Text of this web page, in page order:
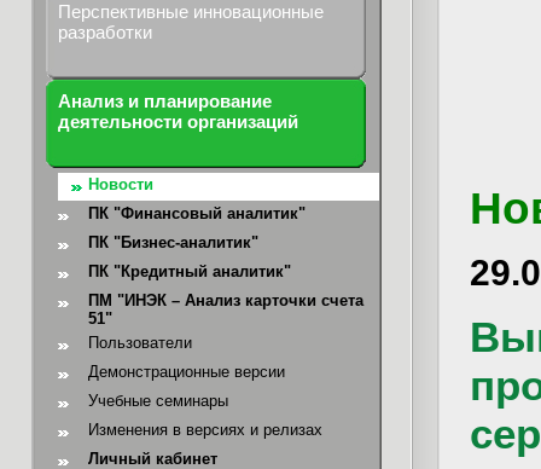
Перспективные инновационные
разработки
Анализ и планирование
деятельности организаций
Новости
ПК "Финансовый аналитик"
ПК "Бизнес-аналитик"
ПК "Кредитный аналитик"
ПМ "ИНЭК – Анализ карточки счета
51"
Пользователи
Демонстрационные версии
Учебные семинары
Изменения в версиях и релизах
Личный кабинет